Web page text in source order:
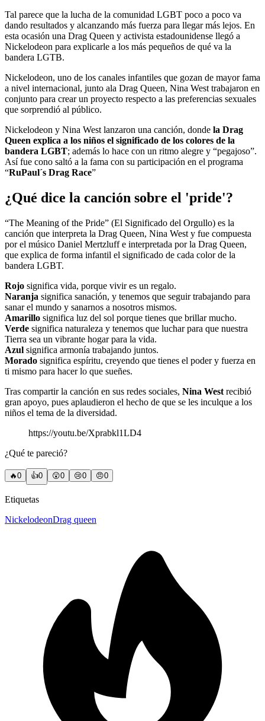
Tal parece que la lucha de la comunidad LGBT poco a poco va
dando resultados y alcanzando más fuerza para llegar más lejos. En
esta ocasión una Drag Queen y activista estadounidense llegó a
Nickelodeon para explicarle a los más pequeños de qué va la
bandera LGTB.
Nickelodeon, uno de los canales infantiles que gozan de mayor fama
a nivel internacional, junto ala Drag Queen, Nina West trabajaron en
conjunto para crear un proyecto respecto a las preferencias sexuales
que sorprendió al público.
Nickelodeon y Nina West lanzaron una canción, donde la Drag
Queen explica a los niños el significado de los colores de la
bandera LGBT; además lo hace con un ritmo alegre y “pegajoso”.
Así fue cono saltó a la fama con su participación en el programa
“RuPaul´s Drag Race”
¿Qué dice la canción sobre el 'pride'?
“The Meaning of the Pride” (El Significado del Orgullo) es la
canción que interpreta la Drag Queen, Nina West y fue compuesta
por el músico Daniel Mertzluff e interpretada por la Drag Queen,
que explica de forma infantil el significado de cada color de la
bandera LGBT.
Rojo significa vida, porque vivir es un regalo.
Naranja significa sanación, y tenemos que seguir trabajando para
sanar el mundo y sanarnos a nosotros mismos.
Amarillo significa luz del sol porque tienes que brillar mucho.
Verde significa naturaleza y tenemos que luchar para que nuestra
Tierra sea un vibrante hogar para la vida.
Azul significa armonía trabajando juntos.
Morado significa espíritu, creyendo que tienes el poder y fuerza en
ti mismo para hacer lo que sueñes.
Tras compartir la canción en sus redes sociales, Nina West recibió
gran apoyo, pues aplaudieron el hecho de que se les inculque a los
niños el tema de la diversidad.
https://youtu.be/Xprabkl1LD4
¿Qué te pareció?
🔥0 👍0 😲0 😢0 😠0
Etiquetas
NickelodeonDrag queen